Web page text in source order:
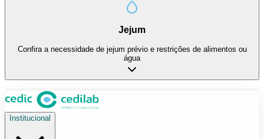
Jejum
Confira a necessidade de jejum prévio e restrições de alimentos ou
água
Institucional